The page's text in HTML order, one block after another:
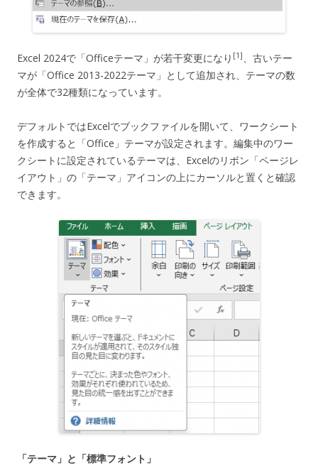
Excel 2024で「Officeテーマ」が若干変更になり [1]、古いテー
マが「Office 2013-2022テーマ」として追加され、テーマの数
が全体で32種類になっています。
デフォルトではExcelでブックファイルを開いて、ワークシート
を作成すると「Office」テーマが設定されます。編集中のワー
クシートに設定されているテーマは、Excelのリボン「ページレ
イアウト」の「テーマ」アイコンの上にカーソルと置くと確認
できます。
「テーマ」と「標準フォント」